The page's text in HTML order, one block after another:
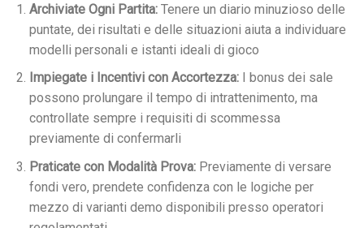
Archiviate Ogni Partita:Tenere un diario minuzioso delle
puntate, dei risultati e delle situazioni aiuta a individuare
modelli personali e istanti ideali di gioco
Impiegate i Incentivi con Accortezza:I bonus dei sale
possono prolungare il tempo di intrattenimento, ma
controllate sempre i requisiti di scommessa
previamente di confermarli
Praticate con Modalità Prova:Previamente di versare
fondi vero, prendete confidenza con le logiche per
mezzo di varianti demo disponibili presso operatori